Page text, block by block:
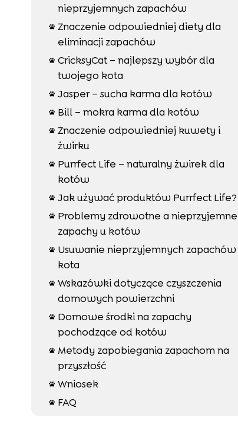
nieprzyjemnych zapachów
 Znaczenie odpowiedniej diety dla
eliminacji zapachów
 CricksyCat – najlepszy wybór dla
twojego kota
 Jasper – sucha karma dla kotów
 Bill – mokra karma dla kotów
 Znaczenie odpowiedniej kuwety i
żwirku

Purrfect Life – naturalny żwirek dla
kotów
 Jak używać produktów Purrfect Life?

Problemy zdrowotne a nieprzyjemne
zapachy u kotów

Usuwanie nieprzyjemnych zapachów
kota
 Wskazówki dotyczące czyszczenia
domowych powierzchni

Domowe środki na zapachy
pochodzące od kotów

Metody zapobiegania zapachom na
przyszłość
 Wniosek
 FAQ